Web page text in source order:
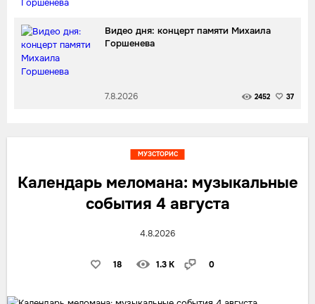
Видео дня: концерт памяти Михаила
Горшенева
7.8.2026 2452 37
Календарь меломана: музыкальные
события 4 августа
4.8.2026
18 1.3 K 0
МУЗСТОРИС